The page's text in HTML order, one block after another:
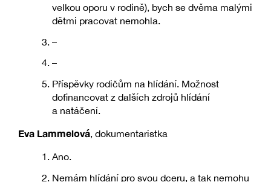
velkou oporu v rodině), bych se dvěma malými
dětmi pracovat nemohla.
–
–
Příspěvky rodičům na hlídání. Možnost
dofinancovat z dalších zdrojů hlídání
a natáčení.
Eva Lammelová, dokumentaristka
Ano.
Nemám hlídání pro svou dceru, a tak nemohu